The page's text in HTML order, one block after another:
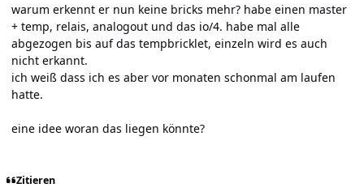
warum erkennt er nun keine bricks mehr? habe einen master
+ temp, relais, analogout und das io/4. habe mal alle
abgezogen bis auf das tempbricklet, einzeln wird es auch
nicht erkannt.
ich weiß dass ich es aber vor monaten schonmal am laufen
hatte.
eine idee woran das liegen könnte?
Zitieren